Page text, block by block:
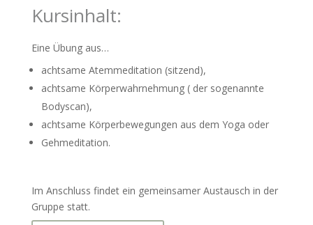
Kursinhalt:
Eine Übung aus…
achtsame Atemmeditation (sitzend),
achtsame Körperwahrnehmung ( der sogenannte
Bodyscan),
achtsame Körperbewegungen aus dem Yoga oder
Gehmeditation.
Im Anschluss findet ein gemeinsamer Austausch in der
Gruppe statt.